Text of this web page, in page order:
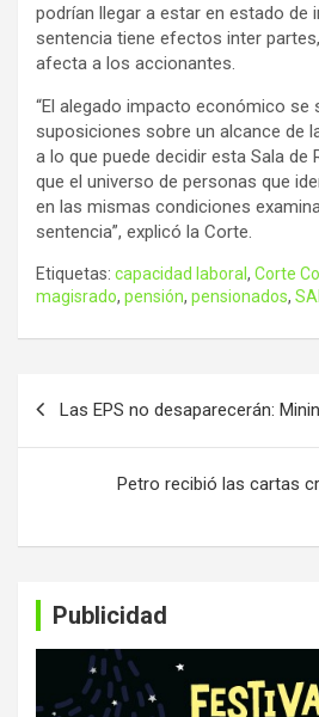
podrían llegar a estar en estado de
sentencia tiene efectos inter
afecta a los accionantes.
“El alegado impacto económico se
suposiciones sobre un alcance de
a lo que puede decidir esta Sala de
que el universo de personas que
en las mismas condiciones
sentencia”, explicó la Corte.
Etiquetas: capacidad laboral , Corte
magisrado, pensión, pensionados,
entradas
Las EPS no desaparecerán:
Petro recibió las cartas
Publicidad